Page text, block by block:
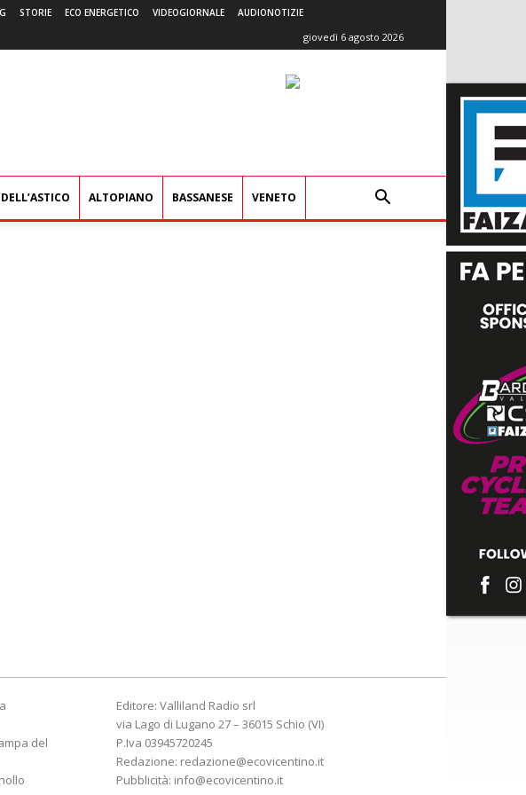
STORIE ECO ENERGETICO VIDEOGIORNALE AUDIONOTIZIE
giovedì 6 agosto 2026
ALTOPIANO BASSANESE VENETO
del
Editore: Valliland Radio srl
via Lago di Lugano 27 – 36015 Schio (VI)
P.Iva 03945720245
Redazione: redazione@ecovicentino.it
Pubblicità: info@ecovicentino.it